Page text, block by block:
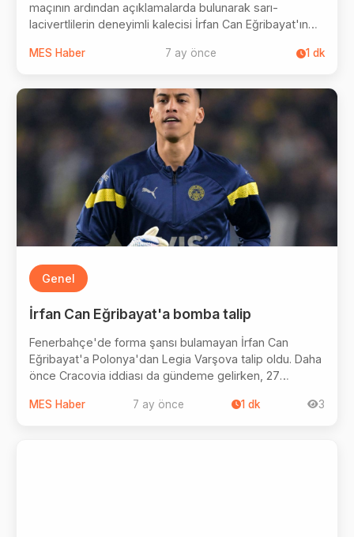
maçının ardından açıklamalarda bulunarak sarı-
lacivertlilerin deneyimli kalecisi İrfan Can Eğribayat'ın
MES Haber 7 ay önce 1 dk
Genel
İrfan Can Eğribayat'a bomba talip
Fenerbahçe'de forma şansı bulamayan İrfan Can
Eğribayat'a Polonya'dan Legia Varşova talip oldu. Daha
önce Cracovia iddiası da gündeme gelirken, 27
kalesini gole kapattı.
MES Haber 7 ay önce 1 dk 3